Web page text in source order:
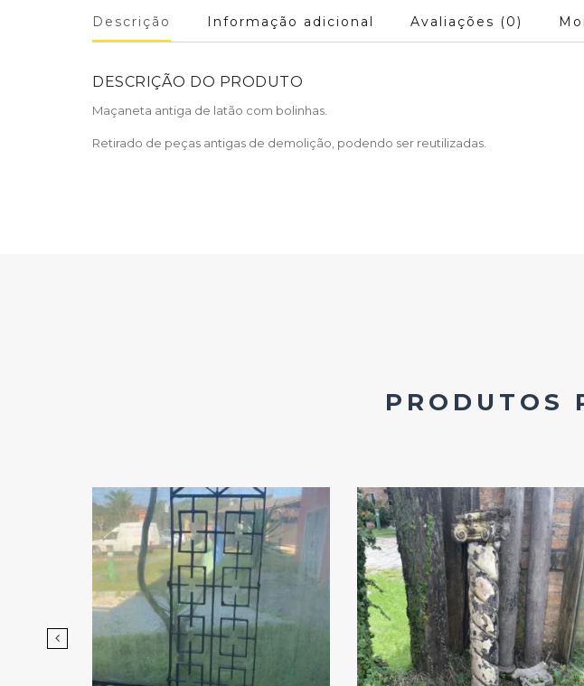
Descrição Informação adicional Avaliações (0)
DESCRIÇÃO DO PRODUTO
Maçaneta antiga de latão com bolinhas.
Retirado de peças antigas de demolição, podendo ser reutilizadas.
PRODUTOS
Add
ao
Favoritos
Add
ao
Favoritos